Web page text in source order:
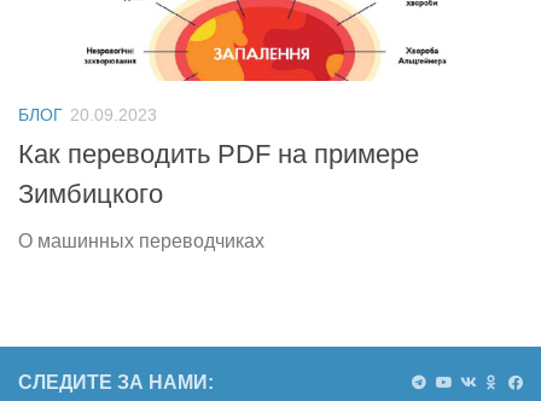
БЛОГ 20.09.2023
Как переводить PDF на примере
Зимбицкого
О машинных переводчиках
СЛЕДИТЕ ЗА НАМИ: